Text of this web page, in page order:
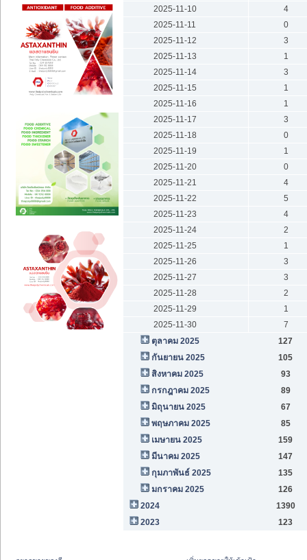
2025-11-10
4
2025-11-11
0
2025-11-12
3
2025-11-13
1
2025-11-14
3
2025-11-15
1
2025-11-16
1
2025-11-17
3
2025-11-18
0
2025-11-19
1
2025-11-20
0
2025-11-21
4
2025-11-22
5
2025-11-23
4
2025-11-24
2
2025-11-25
1
2025-11-26
3
2025-11-27
3
2025-11-28
2
2025-11-29
1
2025-11-30
7
ตุลาคม 2025
127
กันยายน 2025
105
สิงหาคม 2025
93
กรกฎาคม 2025
89
มิถุนายน 2025
67
พฤษภาคม 2025
85
เมษายน 2025
159
มีนาคม 2025
147
กุมภาพันธ์ 2025
135
มกราคม 2025
126
2024
1390
2023
123